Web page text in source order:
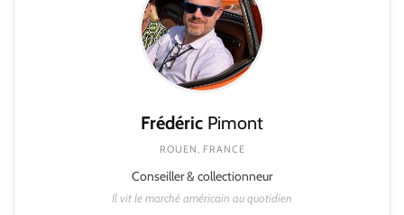
Frédéric Pimont
ROUEN, FRANCE
Conseiller & collectionneur
Il vit le marché américain au quotidien